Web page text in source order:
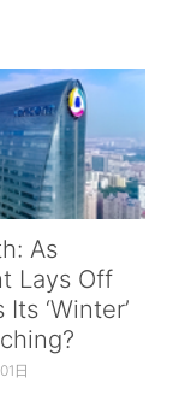
As
Lays Off
‘Winter’
日